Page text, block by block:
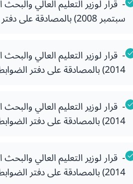
سبتمبر 2008) بالمصادقة على دفتر الضوابط البيداغوجية الوطنية لسلك الدكتوراه
2014) بالمصادقة على دفتر الضوابط البيداغوجية الوطنية لسلك المهندس
2014) بالمصادقة على دفتر الضوابط البيداغوجية الوطنية لسلك الإجازة في العلوم والتقنيات
2014) بالمصادقة على دفتر الضوابط البيداغوجية الوطنية لسلك المدارس الوطنية للتجارة والتسيير